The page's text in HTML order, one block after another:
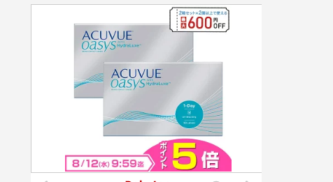
【ガチ冷却】M.2（エムドットツ
ー） SSDの衝撃 Hyper Disk X
【NVMe】
2021年7月26日
iPhone・パソコン・ガジェット